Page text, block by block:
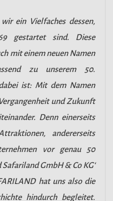
ein Vielfaches dessen,
gestartet sind. Diese
mit einem neuen Namen
zu unserem 50.
ist: Mit dem Namen
und Zukunft
Denn einerseits
andererseits
vor genau 50
GmbH & Co KG‘
hat uns also die
hindurch begleitet.